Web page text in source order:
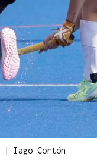
| Iago Cortón